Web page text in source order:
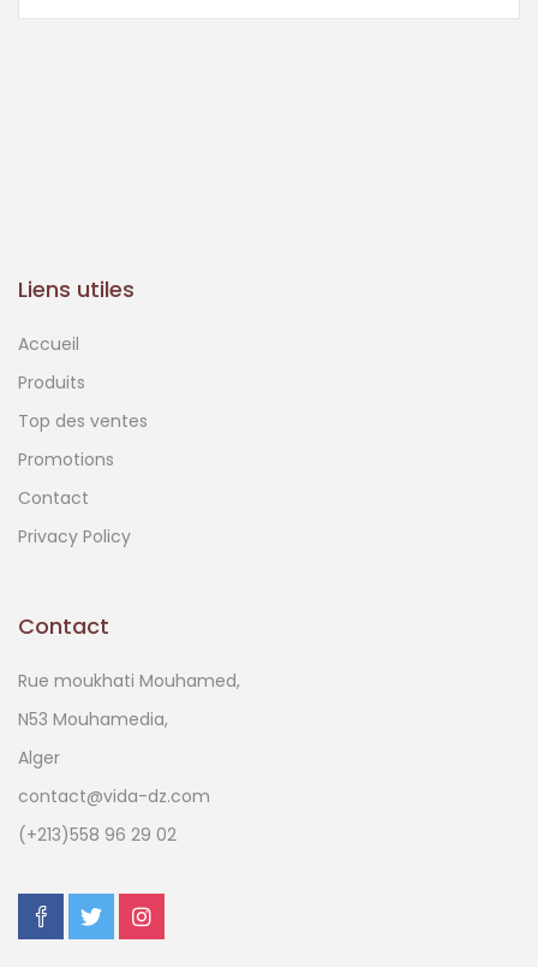
Liens utiles
Accueil
Produits
Top des ventes
Promotions
Contact
Privacy Policy
Contact
Rue moukhati Mouhamed,
N53 Mouhamedia,
Alger
contact@vida-dz.com
(+213)558 96 29 02